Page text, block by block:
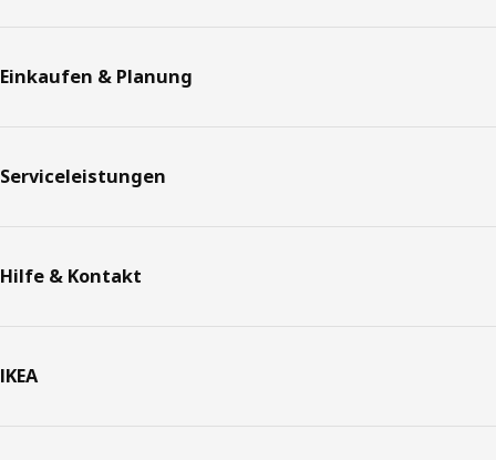
Einkaufen & Planung
Serviceleistungen
Hilfe & Kontakt
IKEA